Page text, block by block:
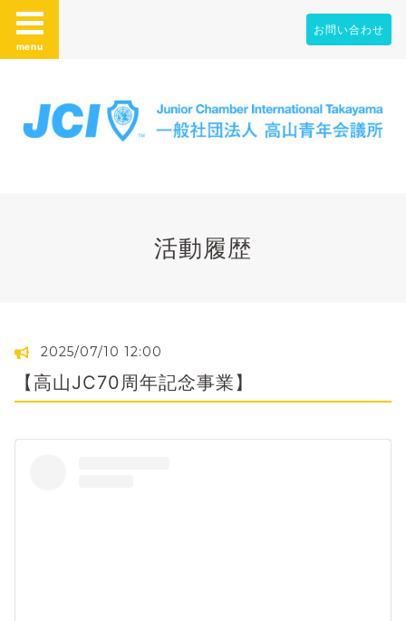
menu
お問い合わせ
活動履歴
2025/07/10 12:00
【高山JC70周年記念事業】